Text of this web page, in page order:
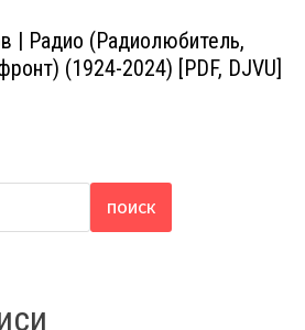
| Радио (Радиолюбитель,
(1924-2024) [PDF, DJVU]
ПОИСК